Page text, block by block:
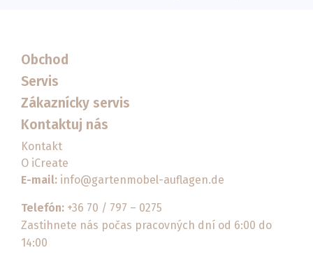
Obchod
Servis
Zákaznícky servis
Kontaktuj nás
Kontakt
O iCreate
E-mail: info@gartenmobel-auflagen.de
Telefón: +36 70 / 797 – 0275
Zastihnete nás počas pracovných dní od 6:00 do
14:00